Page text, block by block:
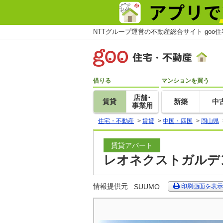
NTTグループ運営の不動産総合サイト goo
借りる
賃貸
店舗･
事業用
マンションを買う
新築 中
住宅・不動産 > 賃貸 > 中国・四国 > 岡山県
賃貸アパート
レオネクストガル
情報提供元 SUUMO 印刷画面を表示